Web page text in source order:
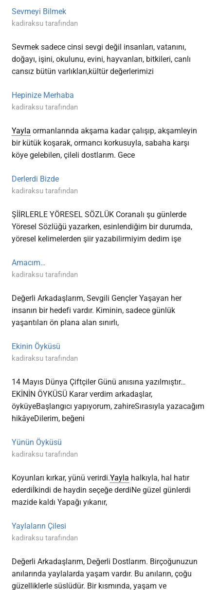
Sevmeyi Bilmek
kadiraksu tarafından
Sevmek sadece cinsi sevgi değil insanları, vatanını,
doğayı, işini, okulunu, evini, hayvanları, bitkileri, canlı
cansız bütün varlıkları,kültür değerlerimizi
Hepinize Merhaba
kadiraksu tarafından
Yayla ormanlarında akşama kadar çalışıp, akşamleyin
bir kütük koşarak, ormancı korkusuyla, sabaha karşı
köye gelebilen, çileli dostlarım. Gece
Derlerdi Bizde
kadiraksu tarafından
ŞİİRLERLE YÖRESEL SÖZLÜK Coranalı şu günlerde
Yöresel Sözlüğü yazarken, esinlendiğim bir durumda,
yöresel kelimelerden şiir yazabilirmiyim dedim işe
Amacım…
kadiraksu tarafından
Değerli Arkadaşlarım, Sevgili Gençler Yaşayan her
insanın bir hedefi vardır. Kiminin, sadece günlük
yaşantıları ön plana alan sınırlı,
Ekinin Öyküsü
kadiraksu tarafından
14 Mayıs Dünya Çiftçiler Günü anısına yazılmıştır…
EKİNİN ÖYKÜSÜ Karar verdim arkadaşlar,
öyküyeBaşlangıcı yapıyorum, zahireSırasıyla yazacağım
hikâyeDilerim, beğeni
Yünün Öyküsü
kadiraksu tarafından
Koyunları kırkar, yünü verirdi.Yayla halkıyla, hal hatır
ederdiİkindi de haydin seçeğe derdiNe güzel günlerdi
mazide kaldı Yapağı yıkanır,
Yaylaların Çilesi
kadiraksu tarafından
Değerli Arkadaşlarım, Değerli Dostlarım. Birçoğunuzun
anılarında yaylalarda yaşam vardır. Bu anıların, çoğu
güzelliklerle süslüdür. Bir kısmında, yaşam ve